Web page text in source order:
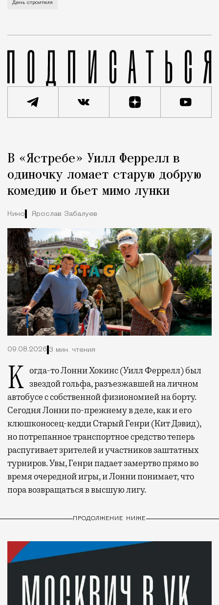
День строителя
Город
В «Ястребе» Уилл Феррелл в
одиночку ломает старую добрую
комедию и бьет мимо лунки
Кино Ярослав Забалуев
09.08.2026 3 мин. чтения
Когда-то Лонни Хокинс (Уилл Феррелл) был звездой гольфа, разъезжавшей на личном
автобусе с собственной физиономией на борту.
Сегодня Лонни по-прежнему в деле, как и его
клюшконосец-кедди Старый Генри (Кит Дэвид),
но потрепанное транспортное средство теперь
распугивает зрителей и участников заштатных
турниров. Увы, Генри падает замертво прямо во
время очередной игры, и Лонни понимает, что
пора возвращаться в высшую лигу.
ПРОДОЛЖЕНИЕ НИЖЕ